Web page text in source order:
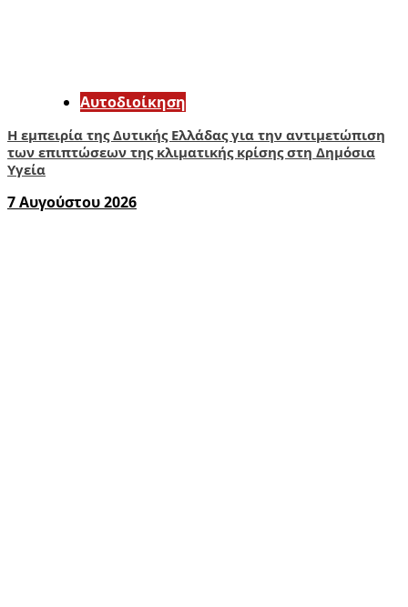
Αυτοδιοίκηση
Η εμπειρία της Δυτικής Ελλάδας για την αντιμετώπιση
των επιπτώσεων της κλιματικής κρίσης στη Δημόσια
Υγεία
7 Αυγούστου 2026